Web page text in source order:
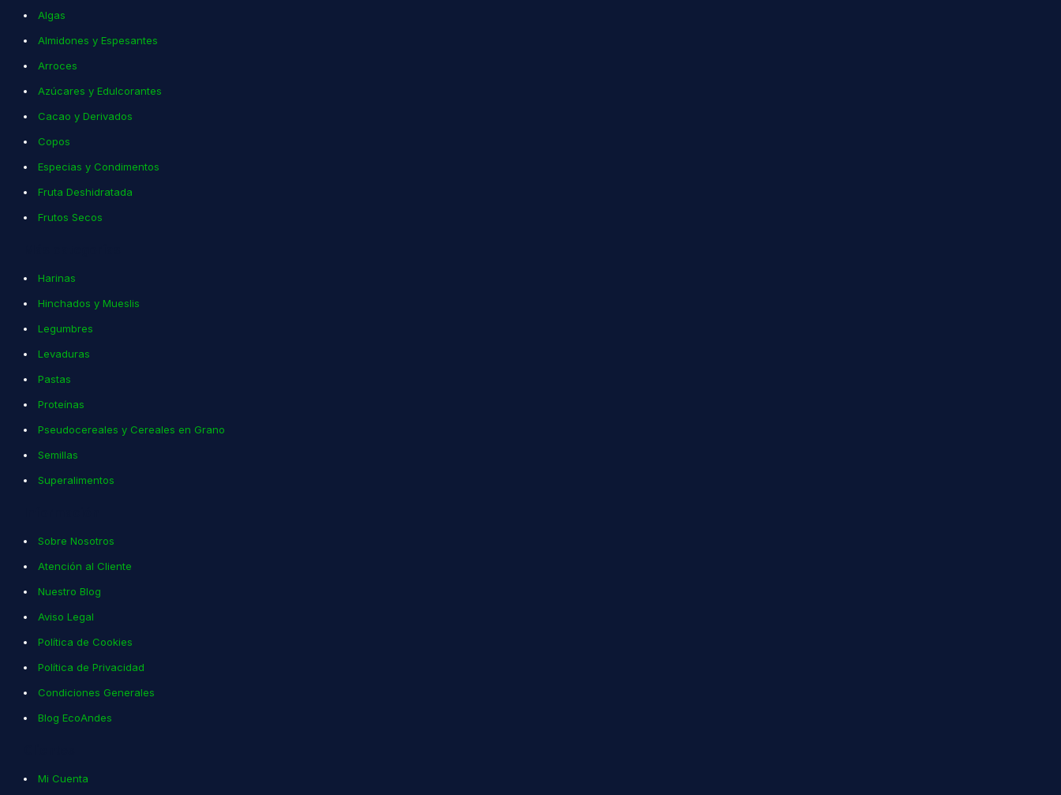
Algas
Almidones y Espesantes
Arroces
Azúcares y Edulcorantes
Cacao y Derivados
Copos
Especias y Condimentos
Fruta Deshidratada
Frutos Secos
Harinas
Hinchados y Mueslis
Legumbres
Levaduras
Pastas
Proteínas
Pseudocereales y Cereales en Grano
Semillas
Superalimentos
Sobre Nosotros
Atención al Cliente
Nuestro Blog
Aviso Legal
Política de Cookies
Política de Privacidad
Condiciones Generales
Blog EcoAndes
Mi Cuenta